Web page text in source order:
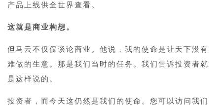
产品上线供全世界查看。
这就是商业构想。
但马云不仅仅谈论商业。他说，我的使命是让天下没有
难做的生意。那是我们当时的任务。我们告诉投资者就
是这样说的。
投资者，而今天这仍然是我们的使命。您可以访问我们